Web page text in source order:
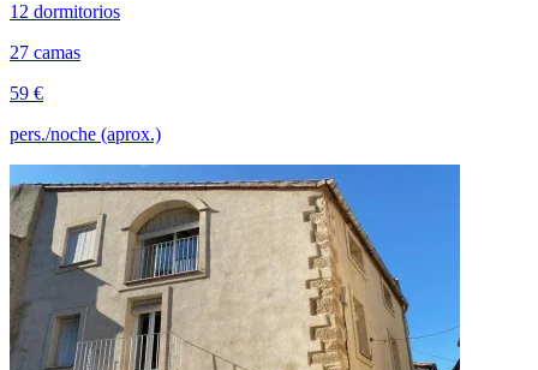
12 dormitorios
27 camas
59 €
pers./noche (aprox.)